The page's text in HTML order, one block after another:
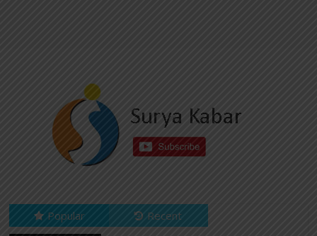
Popular Recent